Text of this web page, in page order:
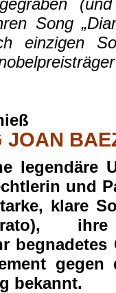
Song
einzigen
JOAN
legendäre
und
klare
gegen
bekannt.